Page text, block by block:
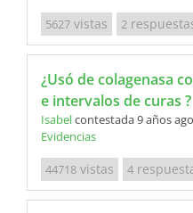
5627 vistas 2
¿Usó de colagenasa
e intervalos de curas ?
Isabelcontestada 9 años ago
Evidencias
44718 vistas 4